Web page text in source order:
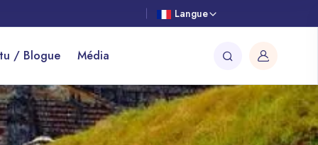
Langue
/ Blogue Média